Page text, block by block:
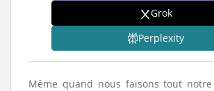
Grok
Perplexity
Même quand nous faisons tout